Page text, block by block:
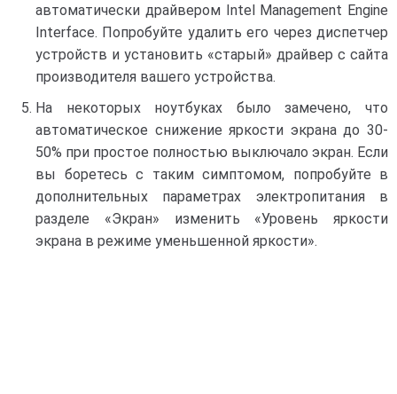
автоматически драйвером Intel Management Engine
Interface. Попробуйте удалить его через диспетчер
устройств и установить «старый» драйвер с сайта
производителя вашего устройства.
На некоторых ноутбуках было замечено, что
автоматическое снижение яркости экрана до 30-
50% при простое полностью выключало экран. Если
вы боретесь с таким симптомом, попробуйте в
дополнительных параметрах электропитания в
разделе «Экран» изменить «Уровень яркости
экрана в режиме уменьшенной яркости».